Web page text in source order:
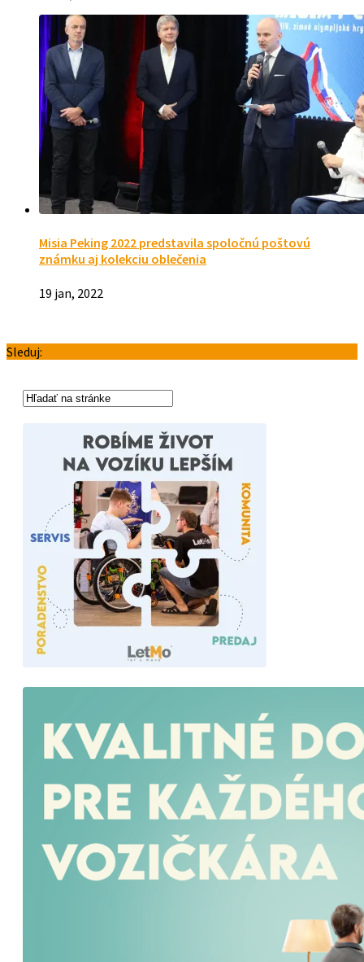
Misia Peking 2022 predstavila spoločnú poštovú
známku aj kolekciu oblečenia
19 jan, 2022
Sleduj: